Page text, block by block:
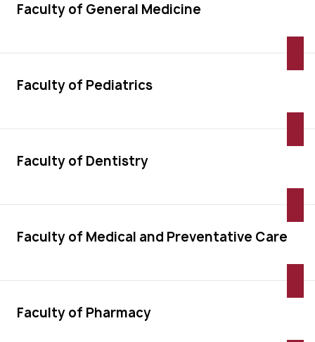
Faculty of General Medicine
Faculty of Pediatrics
Faculty of Dentistry
Faculty of Medical and Preventative Care
Faculty of Pharmacy